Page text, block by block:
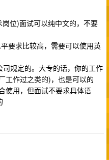
位)面试可以纯中文的，不要
要求比较高，需要可以使用英
规定的。大专的话，你的工作
工作过之类的)，也是可以的
使用，但面试不要求具体语